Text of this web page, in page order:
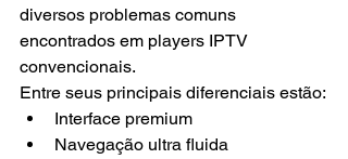
diversos problemas comuns
encontrados em players IPTV
convencionais.
Entre seus principais diferenciais estão:
Interface premium
Navegação ultra fluida